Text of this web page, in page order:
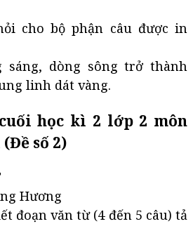
cho bộ phận câu được in
sáng, dòng sông trở thành
linh dát vàng.
học kì 2 lớp 2 môn
số 2)
Hương
đoạn văn từ (4 đến 5 câu) tả